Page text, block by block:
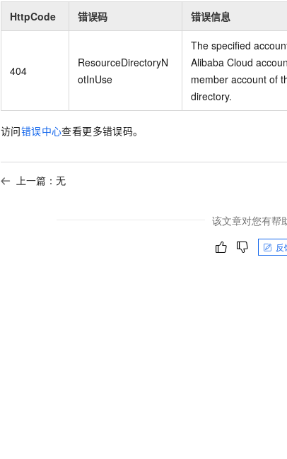
HttpCode 错误码 错误信息
404
ResourceDirectoryN
otInUse
The specified
Alibaba Cloud
member account of
directory.
访问错误中心查看更多错误码。
上一篇：无
该文章对您有帮
反